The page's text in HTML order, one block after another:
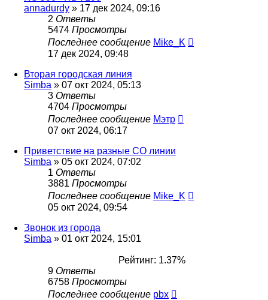
annadurdy » 17 дек 2024, 09:16
2 Ответы
5474 Просмотры
Последнее сообщение Mike_K
17 дек 2024, 09:48
Вторая городская линия
Simba » 07 окт 2024, 05:13
3 Ответы
4704 Просмотры
Последнее сообщение Мэтр
07 окт 2024, 06:17
Приветствие на разные СО линии
Simba » 05 окт 2024, 07:02
1 Ответы
3881 Просмотры
Последнее сообщение Mike_K
05 окт 2024, 09:54
Звонок из города
Simba » 01 окт 2024, 15:01
Рейтинг: 1.37%
9 Ответы
6758 Просмотры
Последнее сообщение pbx